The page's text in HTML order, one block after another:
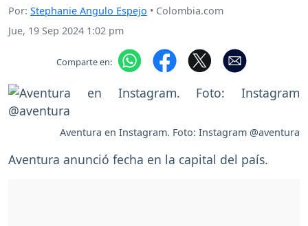
Por: Stephanie Angulo Espejo • Colombia.com
Jue, 19 Sep 2024 1:02 pm
Comparte en:
Aventura en Instagram. Foto: Instagram @aventura
Aventura anunció fecha en la capital del país.